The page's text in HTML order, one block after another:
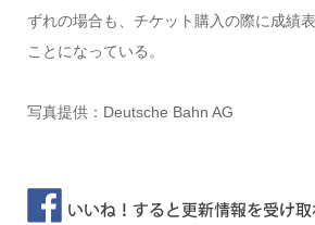
ずれの場合も、チケット購入の際に成績
ことになっている。
写真提供：Deutsche Bahn AG